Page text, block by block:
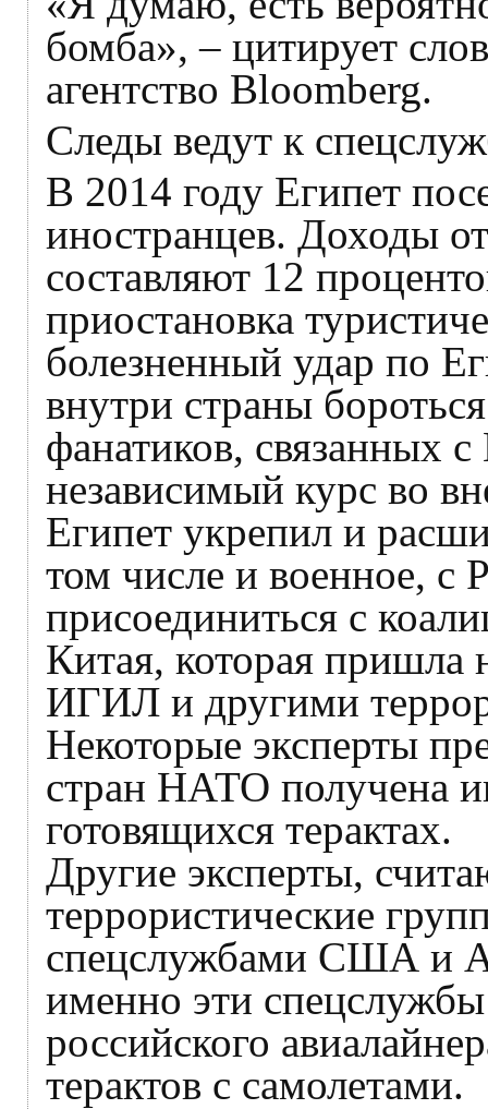
бомба», – цитирует
агентство Bloomberg.
Следы ведут к
В 2014 году Египет
иностранцев. Доходы
составляют 12
приостановка
болезненный удар по
внутри страны
фанатиков, связанных
независимый курс во
Египет укрепил и
том числе и военное, с
присоединиться с
Китая, которая
ИГИЛ и другими
Некоторые эксперты
стран НАТО получена
готовящихся терактах.
Другие эксперты,
террористические
спецслужбами США и
именно эти
российского
терактов с самолетами.